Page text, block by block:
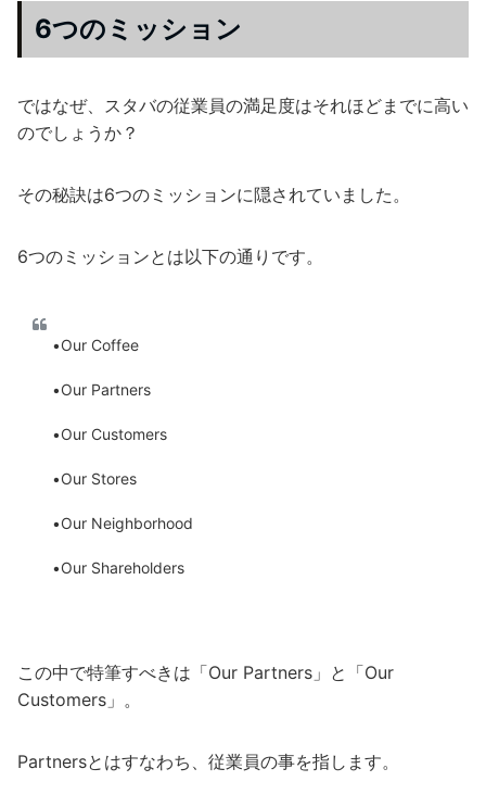
6つのミッション
ではなぜ、スタバの従業員の満足度はそれほどまでに高い
のでしょうか？
その秘訣は6つのミッションに隠されていました。
6つのミッションとは以下の通りです。
•Our Coffee
•Our Partners
•Our Customers
•Our Stores
•Our Neighborhood
•Our Shareholders
この中で特筆すべきは「Our Partners」と「Our
Customers」。
Partnersとはすなわち、従業員の事を指します。